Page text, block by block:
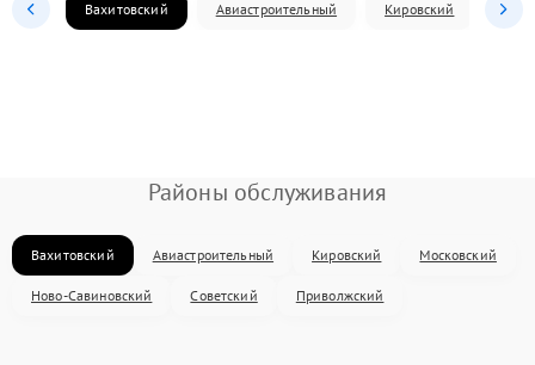
Вахитовский Авиастроительный Кировский
Районы обслуживания
Вахитовский Авиастроительный Кировский Московский
Ново-Савиновский Советский Приволжский